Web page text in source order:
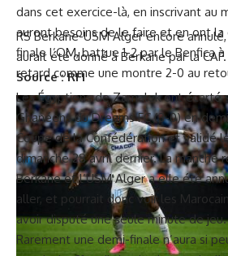
dans cet exercice-là, en inscrivant au
auront besoins de le faire et en ont la
finale l’OM, battue 1-2 par le Benfica
retard comme une montre 2-0 au
RS Berkane-USM Alger encore
aurait été donné à Berkane par la CAF.
Source : RFI
Les Égyptiens de Zamalek ont écarté
Ghanéens du Dreams FC (3-0) en
Coupe de la Confédération et validé
dimanche 28 avril dernier. La manche
Berkane et l’USM Alger a elle été
aller, et pourrait donc voir les
avoir disputé une seule minute de jeu.
Rarement une demi-finale n’aura si